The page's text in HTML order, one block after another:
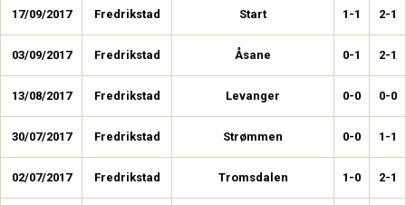
17/09/2017 Fredrikstad Start 1-1 2-1
03/09/2017 Fredrikstad Åsane 0-1 2-1
13/08/2017 Fredrikstad Levanger 0-0 0-0
30/07/2017 Fredrikstad Strømmen 0-0 1-1
02/07/2017 Fredrikstad Tromsdalen 1-0 2-1